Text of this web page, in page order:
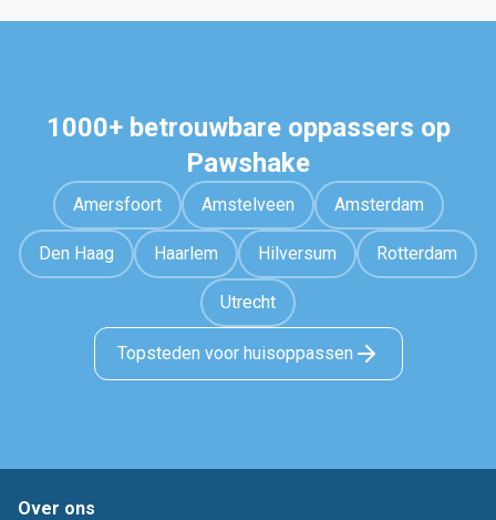
1000+ betrouwbare oppassers op
Pawshake
Amersfoort Amstelveen Amsterdam
Den Haag Haarlem Hilversum Rotterdam
Utrecht
Topsteden voor huisoppassen
Over ons